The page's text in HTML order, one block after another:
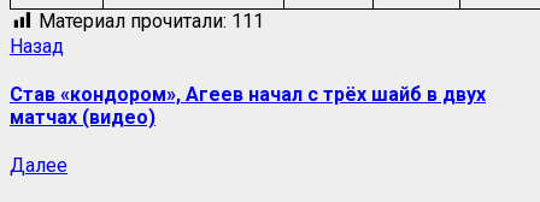
Материал прочитали: 111
Назад
Став «кондором», Агеев начал с трёх шайб в двух
матчах (видео)
Далее